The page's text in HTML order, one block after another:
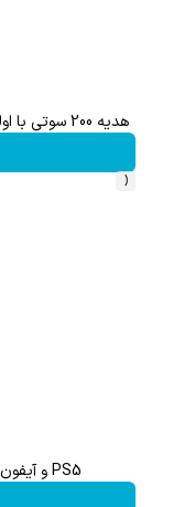
هدیه 200 سوتی با اولین خرید از گرمی،همین حالا ثبت نام کن
‹
PS5 و آیفون17 از گردونه شانس جایزه بگیر 🎁